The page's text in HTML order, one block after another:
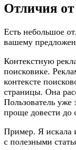
Отличия
Есть небольшое
вашему
Контекстную
поисковике.
контексте
страницы. Она
Пользователь уже
проще довести до
Пример. Я искала
с полезными